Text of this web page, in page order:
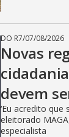
DO R7/07/08/2026
Novas
devem
‘Eu acredito
eleitorado
especialista